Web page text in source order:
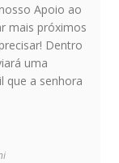
Apoio ao
mais próximos
Dentro
uma
que a senhora